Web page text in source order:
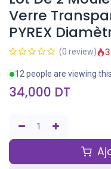
Verre
PYREX
(0 review)
12 people are viewing
34,000 DT